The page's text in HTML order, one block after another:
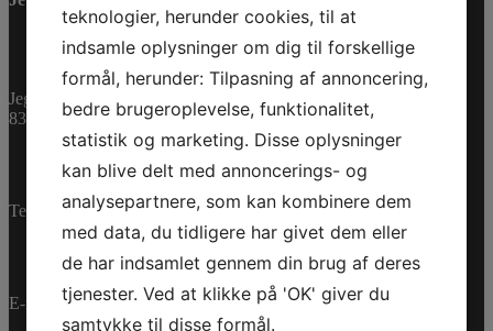
Jegstrupvej 280
8361 Hasselager
Telefon:+45 70 200 600
E-mail:info@jettrade.dk
teknologier, herunder cookies, til at
indsamle oplysninger om dig til forskellige
formål, herunder: Tilpasning af annoncering,
bedre brugeroplevelse, funktionalitet,
statistik og marketing. Disse oplysninger
kan blive delt med annoncerings- og
analysepartnere, som kan kombinere dem
med data, du tidligere har givet dem eller
de har indsamlet gennem din brug af deres
tjenester. Ved at klikke på 'OK' giver du
samtykke til disse formål.